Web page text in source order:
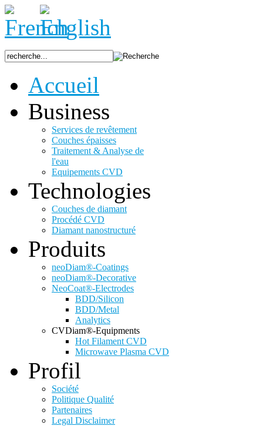
Accueil
Business
Services de revêtement
Couches épaisses
Traitement & Analyse de
l'eau
Equipements CVD
Technologies
Couches de diamant
Procédé CVD
Diamant nanostructuré
Produits
neoDiam®-Coatings
neoDiam®-Decorative
NeoCoat®-Electrodes
BDD/Silicon
BDD/Metal
Analytics
CVDiam®-Equipments
Hot Filament CVD
Microwave Plasma CVD
Profil
Société
Politique Qualité
Partenaires
Legal Disclaimer